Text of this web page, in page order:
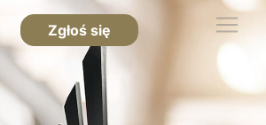
Zgłoś się